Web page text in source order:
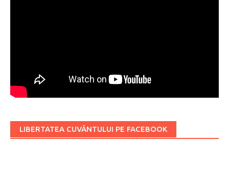
LIBERTATEA CUVÂNTULUI PE FACEBOOK